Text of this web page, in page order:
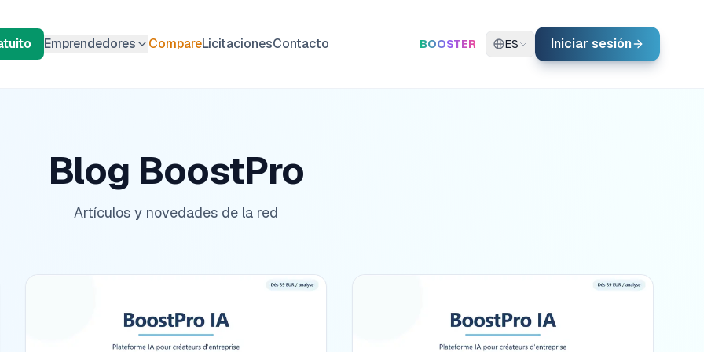
Emprendedores CompareLicitacionesContacto BOOSTER ES Iniciar sesión
Blog BoostPro
Artículos y novedades de la red